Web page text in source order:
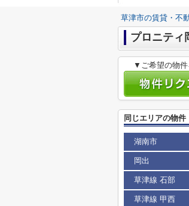
草津市の賃貸・不
プロニティ
▼ご希望の物件
同じエリアの物件
湖南市
岡出
草津線 石部
草津線 甲西